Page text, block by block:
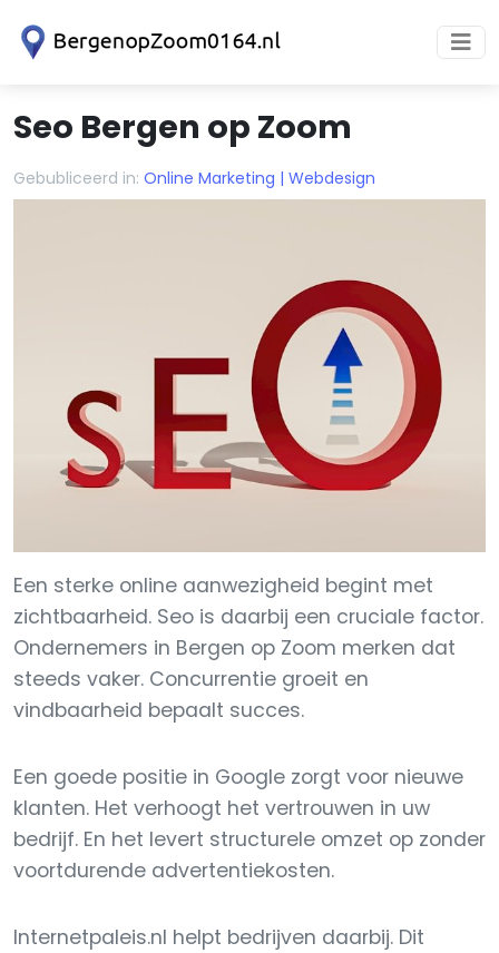
Seo Bergen op Zoom
Gebubliceerd in: Online Marketing | Webdesign
Een sterke online aanwezigheid begint met
zichtbaarheid. Seo is daarbij een cruciale factor.
Ondernemers in Bergen op Zoom merken dat
steeds vaker. Concurrentie groeit en
vindbaarheid bepaalt succes.
Een goede positie in Google zorgt voor nieuwe
klanten. Het verhoogt het vertrouwen in uw
bedrijf. En het levert structurele omzet op zonder
voortdurende advertentiekosten.
Internetpaleis.nl helpt bedrijven daarbij. Dit